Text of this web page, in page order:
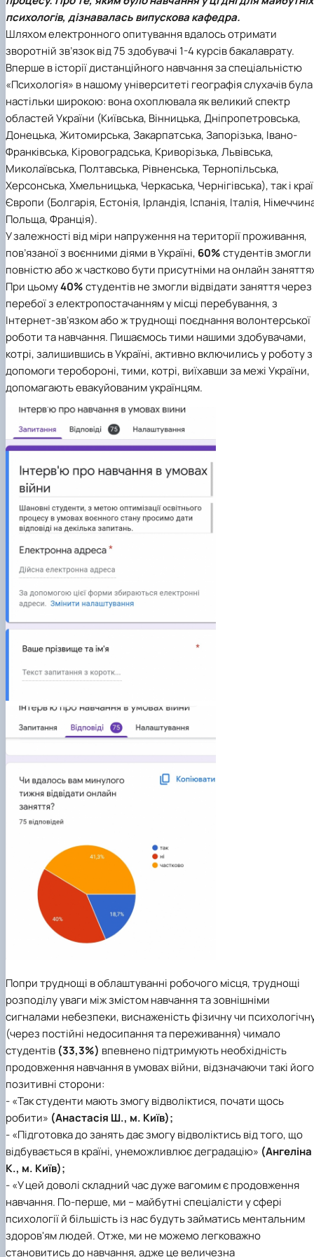
психологів, дізнавалась випускова кафедра.
Шляхом електронного опитування вдалось отримати
зворотній зв’язок від 75 здобувачі 1-4 курсів бакалаврату.
Вперше в історії дистанційного навчання за спеціальністю
«Психологія» в нашому університеті географія слухачів була
настільки широкою: вона охоплювала як великий спектр
областей України (Київська, Вінницька, Дніпропетровська,
Донецька, Житомирська, Закарпатська, Запорізька, Івано-
Франківська, Кіровоградська, Криворізька, Львівська,
Миколаївська, Полтавська, Рівненська, Тернопільська,
Херсонська, Хмельницька, Черкаська, Чернігівська), так і
Європи (Болгарія, Естонія, Ірландія, Іспанія, Італія,
Польща, Франція).
У залежності від міри напруження на території проживання,
пов’язаної з воєнними діями в Україні, 60%студентів змогли
повністю або ж частково бути присутніми на онлайн
При цьому40%студентів не змогли відвідати заняття через
перебої з електропостачанням у місці перебування, з
Інтернет-зв’язком або ж труднощі поєднання волонтерської
роботи та навчання. Пишаємось тими нашими здобувачами,
котрі, залишившись в Україні, активно включились у роботу з
допомоги теробороні, тими, котрі, виїхавши за межі України,
допомагають евакуйованим українцям.
Попри труднощі в облаштуванні робочого місця, труднощі
розподілу уваги між змістом навчання та зовнішніми
сигналами небезпеки, виснаженість фізичну чи
(через постійні недосипання та переживання) чимало
студентів (33,3%) впевнено підтримують необхідність
продовження навчання в умовах війни, відзначаючи такі його
позитивні сторони:
- «Так студенти мають змогу відволіктися, почати щось
робити» (Анастасія Ш., м. Київ);
- «Підготовка до занять дає змогу відволіктись від того, що
відбувається в країні, унеможливлює деградацію» (Ангеліна
К., м. Київ);
- «У цей доволі складний час дуже вагомим є продовження
навчання. По-перше, ми – майбутні спеціалісти у сфері
психології й більшість із нас будуть займатись ментальним
здоров'ям людей. Отже, ми не можемо легковажно
становитись до навчання, адже це величезна